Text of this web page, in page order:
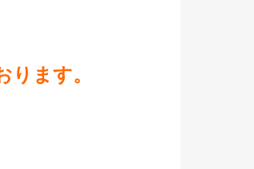
ます。